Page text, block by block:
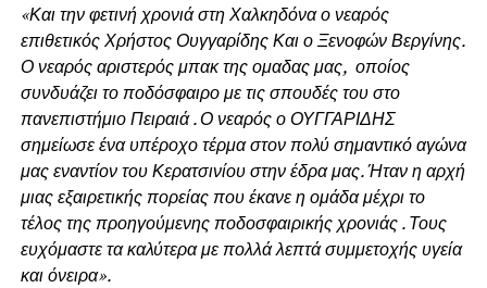
«Και την φετινή χρονιά στη Χαλκηδόνα ο νεαρός
επιθετικός Χρήστος Ουγγαρίδης Και ο Ξενοφών Βεργίνης.
Ο νεαρός αριστερός μπακ της ομαδας μας, οποίος
συνδυάζει το ποδόσφαιρο με τις σπουδές του στο
πανεπιστήμιο Πειραιά . Ο νεαρός ο ΟΥΓΓΑΡΙΔΗΣ
σημείωσε ένα υπέροχο τέρμα στον πολύ σημαντικό αγώνα
μας εναντίον του Κερατσινίου στην έδρα μας. Ήταν η αρχή
μιας εξαιρετικής πορείας που έκανε η ομάδα μέχρι το
τέλος της προηγούμενης ποδοσφαιρικής χρονιάς . Τους
ευχόμαστε τα καλύτερα με πολλά λεπτά συμμετοχής υγεία
και όνειρα».